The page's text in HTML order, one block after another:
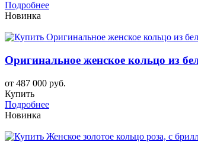
Подробнее
Новинка
Оригинальное женское кольцо из
от 487 000 руб.
Купить
Подробнее
Новинка